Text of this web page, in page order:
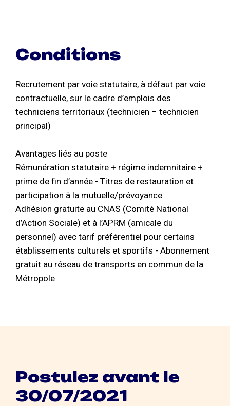
Conditions
Recrutement par voie statutaire, à défaut par voie
contractuelle, sur le cadre d’emplois des
techniciens territoriaux (technicien – technicien
principal)
Avantages liés au poste
Rémunération statutaire + régime indemnitaire +
prime de fin d’année - Titres de restauration et
participation à la mutuelle/prévoyance
Adhésion gratuite au CNAS (Comité National
d’Action Sociale) et à l’APRM (amicale du
personnel) avec tarif préférentiel pour certains
établissements culturels et sportifs - Abonnement
gratuit au réseau de transports en commun de la
Métropole
Postulez avant le
30/07/2021